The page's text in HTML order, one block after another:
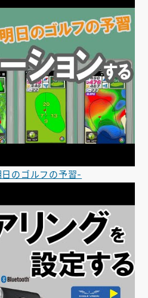
のゴルフの予習-